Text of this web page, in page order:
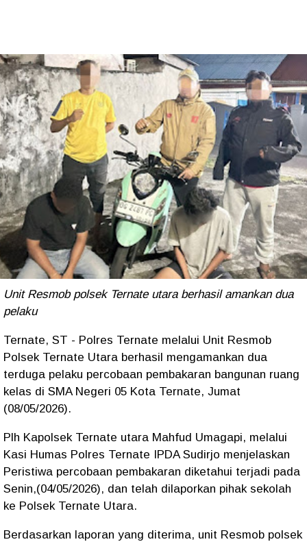
Unit Resmob polsek Ternate utara berhasil amankan dua
pelaku
Ternate, ST - Polres Ternate melalui Unit Resmob
Polsek Ternate Utara berhasil mengamankan dua
terduga pelaku percobaan pembakaran bangunan ruang
kelas di SMA Negeri 05 Kota Ternate, Jumat
(08/05/2026).
Plh Kapolsek Ternate utara Mahfud Umagapi, melalui
Kasi Humas Polres Ternate IPDA Sudirjo menjelaskan
Peristiwa percobaan pembakaran diketahui terjadi pada
Senin,(04/05/2026), dan telah dilaporkan pihak sekolah
ke Polsek Ternate Utara.
Berdasarkan laporan yang diterima, unit Resmob polsek